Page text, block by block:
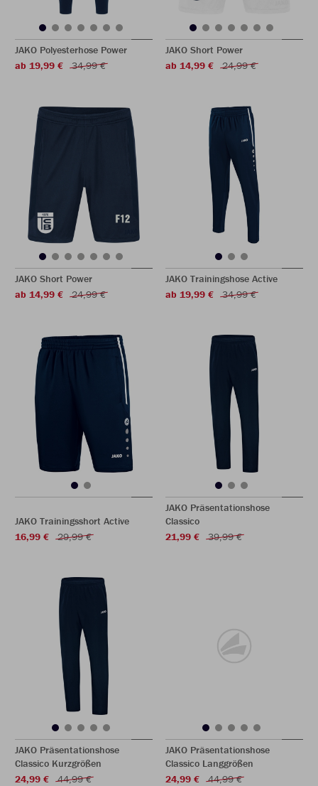
JAKO Polyesterhose Power
ab 19,99 €
34,99 €
JAKO Short Power
ab 14,99 €
24,99 €
JAKO Short Power
ab 14,99 €
24,99 €
JAKO Trainingshose Active
ab 19,99 €
34,99 €
JAKO Trainingsshort Active
16,99 €
29,99 €
JAKO Präsentationshose
Classico
21,99 €
39,99 €
JAKO Präsentationshose
Classico Kurzgrößen
24,99 €
44,99 €
JAKO Präsentationshose
Classico Langgrößen
24,99 €
44,99 €